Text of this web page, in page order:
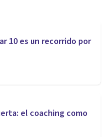
10 es un recorrido por
el coaching como
sido
no para